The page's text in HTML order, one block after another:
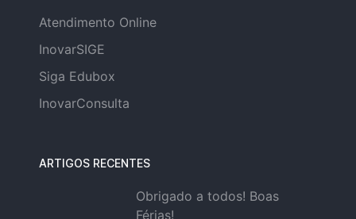
Atendimento Online
InovarSIGE
Siga Edubox
InovarConsulta
ARTIGOS RECENTES
Obrigado a todos! Boas
Férias!